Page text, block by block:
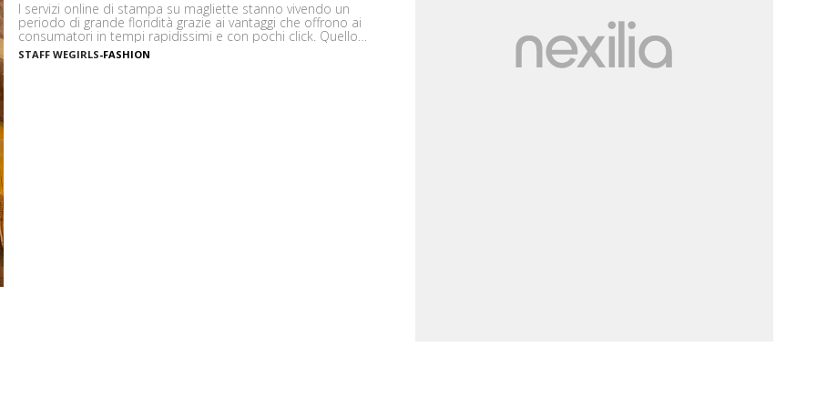
I servizi online di stampa su magliette stanno vivendo un
periodo di grande floridità grazie ai vantaggi che offrono ai
consumatori in tempi rapidissimi e con pochi click. Quello
delle magliette personalizzate, quindi, è un mercato che non
conosce crisi e che, anche con l’avanzata tecnologica sempre
STAFF WEGIRLS-FASHION